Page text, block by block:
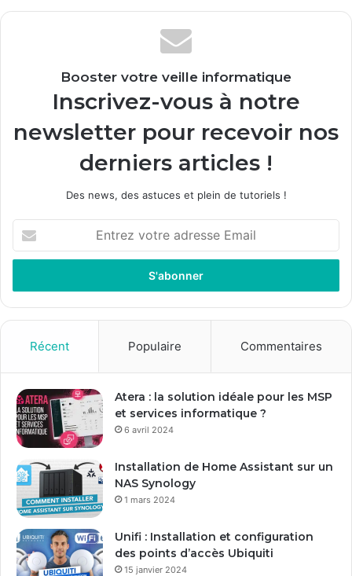
Booster votre veille informatique
Inscrivez-vous à notre
newsletter pour recevoir nos
derniers articles !
Des news, des astuces et plein de tutoriels !
t
e
z
r
e
a
d
s
e
m
a
Récent Populaire Commentaires
Atera : la solution idéale pour les MSP
et services informatique ?
6 avril 2024
Installation de Home Assistant sur un
NAS Synology
1 mars 2024
Unifi : Installation et configuration
des points d’accès Ubiquiti
15 janvier 2024